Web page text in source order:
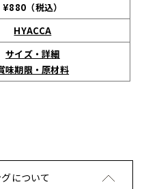
¥880（税込）
HYACCA
サイズ・詳細
味期限・原材料
について